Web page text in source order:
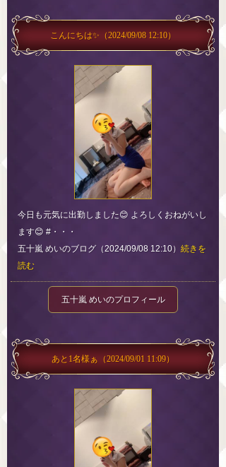
こんにちは✨ （2024/09/08 12:10）
今日も元気に出勤しました😊 よろしくおねがいし
ます😊 #・・・
五十嵐 めいのブログ（2024/09/08 12:10） 続きを
読む
五十嵐 めいのプロフィール
あと1名様ぁ （2024/09/01 11:09）